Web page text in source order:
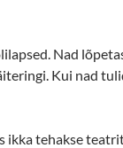
Nad
Kui nad
ikka tehakse